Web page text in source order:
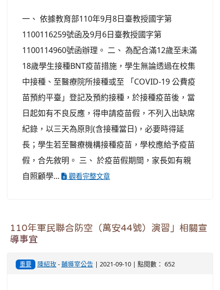
一、 依據教育部110年9月8日臺教授國字第
1100116259號函及9月6日臺教授國字第
1100114960號函辦理。 二、 為配合滿12歲至未滿
18歲學生接種BNT疫苗措施，學生無論透過在校集
中接種、至醫療院所接種或至 「COVID-19 公費疫
苗預約平臺」登記及預約接種，於接種疫苗後，當
日起如有不良反應，得申請疫苗假，不列入出缺席
紀錄，以三天為原則(含接種當日)，必要時得延
長；學生若至醫療機構接種疫苗，學校應給予疫苗
假，合先敘明。 三、 於疫苗假期間，家長如有親
自照顧學...
觀看完整文章
110年軍民聯合防空（萬安44號）演習」相關宣
導事宜
重要 陳紹玫-輔導室公告 | 2021-09-10 | 點閱數： 652